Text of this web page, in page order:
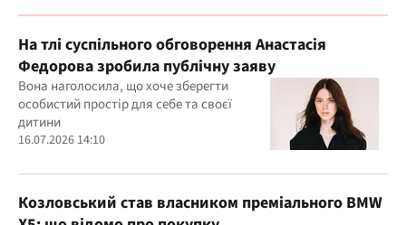
На тлі суспільного обговорення Анастасія
Федорова зробила публічну заяву
Вона наголосила, що хоче зберегти
особистий простір для себе та своєї
дитини
16.07.2026 14:10
Козловський став власником преміального BMW